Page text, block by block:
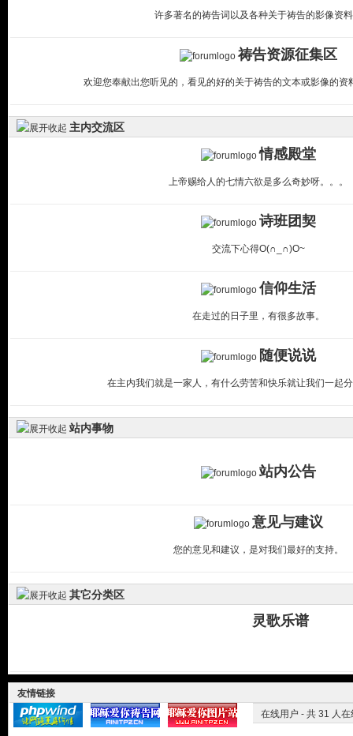
许多著名的祷告词以及各种关于祷告的影像资
祷告资源征集区
欢迎您奉献出您听见的，看见的好的关于祷告的文本或影像的资
主内交流区
情感殿堂
上帝赐给人的七情六欲是多么奇妙呀。。。
诗班团契
交流下心得O(∩_∩)O~
信仰生活
在走过的日子里，有很多故事。
随便说说
在主内我们就是一家人，有什么劳苦和快乐就让我们一起
站内事物
站内公告
意见与建议
您的意见和建议，是对我们最好的支持。
其它分类区
灵歌乐谱
友情链接
在线用户 - 共 31 人